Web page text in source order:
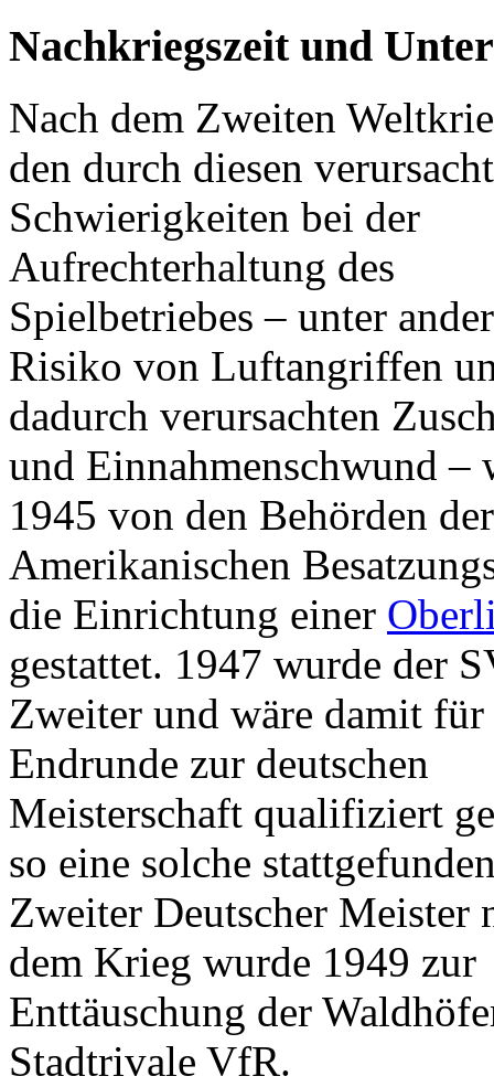
Nachkriegszeit und
Nach dem Zweiten
den durch diesen
Schwierigkeiten bei der
Aufrechterhaltung des
Spielbetriebes – unter
Risiko von Luftangriffen
dadurch verursachten
und Einnahmenschwund –
1945 von den Behörden der
Amerikanischen
die Einrichtung einer
gestattet. 1947 wurde der
Zweiter und wäre damit für
Endrunde zur deutschen
Meisterschaft qualifiziert
so eine solche
Zweiter Deutscher Meister
dem Krieg wurde 1949 zur
Enttäuschung der
Stadtrivale VfR.